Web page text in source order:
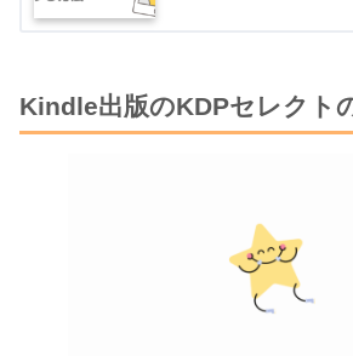
Kindle出版のKDPセレクト